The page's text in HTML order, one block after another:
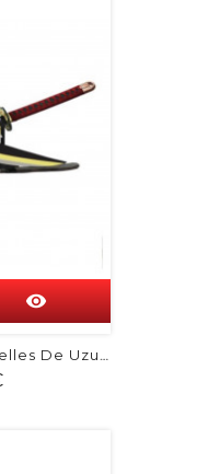
visibility
Katana Les Lames Jumelles De Uzui...